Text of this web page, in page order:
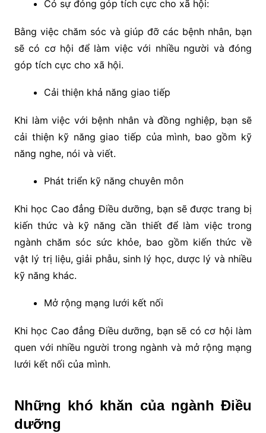
Có sự đóng góp tích cực cho xã hội:
Bằng việc chăm sóc và giúp đỡ các bệnh nhân, bạn
sẽ có cơ hội để làm việc với nhiều người và đóng
góp tích cực cho xã hội.
Cải thiện khả năng giao tiếp
Khi làm việc với bệnh nhân và đồng nghiệp, bạn sẽ
cải thiện kỹ năng giao tiếp của mình, bao gồm kỹ
năng nghe, nói và viết.
Phát triển kỹ năng chuyên môn
Khi học Cao đẳng Điều dưỡng, bạn sẽ được trang bị
kiến thức và kỹ năng cần thiết để làm việc trong
ngành chăm sóc sức khỏe, bao gồm kiến thức về
vật lý trị liệu, giải phẫu, sinh lý học, dược lý và nhiều
kỹ năng khác.
Mở rộng mạng lưới kết nối
Khi học Cao đẳng Điều dưỡng, bạn sẽ có cơ hội làm
quen với nhiều người trong ngành và mở rộng mạng
lưới kết nối của mình.
Những khó khăn của ngành Điều
dưỡng